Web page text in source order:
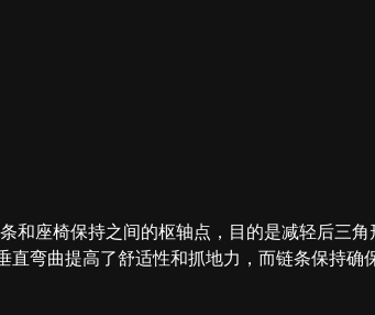
和座椅保持之间的枢轴点，目的是减轻后三角
直弯曲提高了舒适性和抓地力，而链条保持确